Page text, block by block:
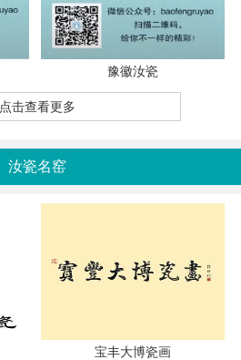
豫徽汝瓷
点击查看更多
汝瓷名窑
宝丰大博瓷画